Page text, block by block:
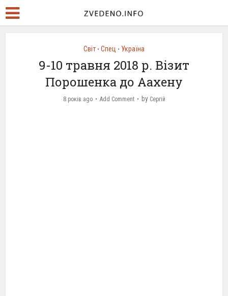
Світ • Спец • Україна
9-10 травня 2018 р. Візит
Порошенка до Аахену
8 років ago Add Comment by Сергій